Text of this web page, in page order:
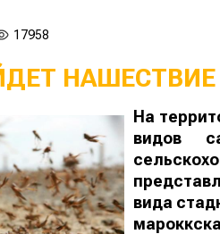
17958
На
видов
вида